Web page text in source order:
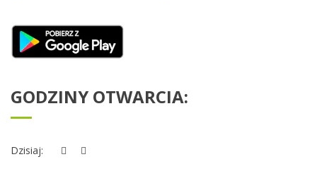
GODZINY OTWARCIA:
Dzisiaj: